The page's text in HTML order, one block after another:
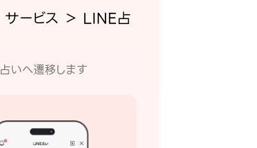
ービス ＞ LINE占
いへ遷移します